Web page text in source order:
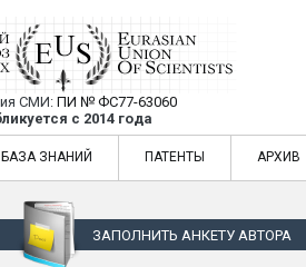
Ученых —
СМИ:ПИ № ФС77-63060
с 2014 года
— публикация научных статей в
БАЗА ЗНАНИЙ ПАТЕНТЫ АРХИВ
ЗАПОЛНИТЬ АНКЕТУ АВТОРА